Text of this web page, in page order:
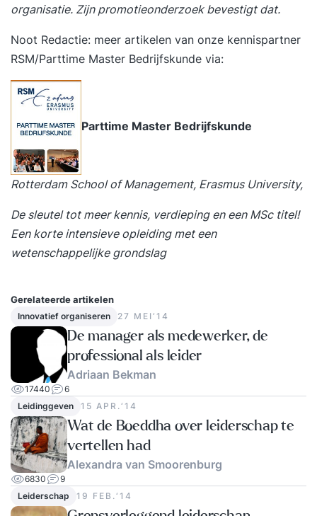
organisatie. Zijn promotieonderzoek bevestigt dat.
Noot Redactie: meer artikelen van onze kennispartner
RSM/Parttime Master Bedrijfskunde via:
Parttime Master Bedrijfskunde
Rotterdam School of Management, Erasmus University,
De sleutel tot meer kennis, verdieping en een MSc titel!
Een korte intensieve opleiding met een
wetenschappelijke grondslag
Gerelateerde artikelen
Innovatief organiseren 27 MEI‘14
De manager als medewerker, de
professional als leider
Adriaan Bekman
17440
6
Leidinggeven
15 APR.‘14
Wat de Boeddha over leiderschap te
vertellen had
Alexandra van Smoorenburg
6830
9
Leiderschap
19 FEB.‘14